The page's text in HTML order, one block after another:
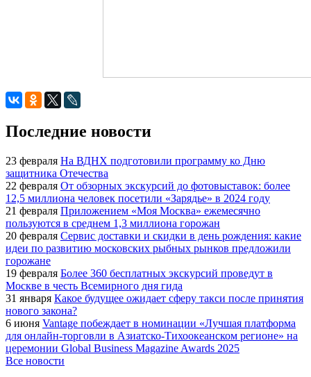
Последние новости
23 февраля На ВДНХ подготовили программу ко Дню
защитника Отечества
22 февраля От обзорных экскурсий до фотовыставок: более
12,5 миллиона человек посетили «Зарядье» в 2024 году
21 февраля Приложением «Моя Москва» ежемесячно
пользуются в среднем 1,3 миллиона горожан
20 февраля Сервис доставки и скидки в день рождения: какие
идеи по развитию московских рыбных рынков предложили
горожане
19 февраля Более 360 бесплатных экскурсий проведут в
Москве в честь Всемирного дня гида
31 января Какое будущее ожидает сферу такси после принятия
нового закона?
6 июня Vantage побеждает в номинации «Лучшая платформа
для онлайн-торговли в Азиатско-Тихоокеанском регионе» на
церемонии Global Business Magazine Awards 2025
Все новости